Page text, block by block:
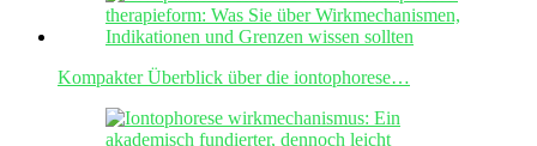
Kompakter Überblick über die iontophorese…